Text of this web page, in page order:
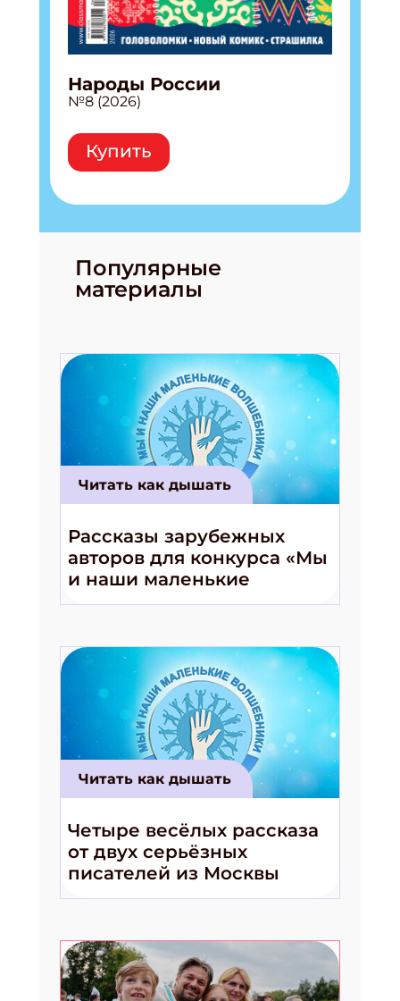
Народы России
№8 (2026)
Купить
Популярные
материалы
Читать как дышать
Рассказы зарубежных
авторов для конкурса «Мы
и наши маленькие
волшебники!»
Читать как дышать
Четыре весёлых рассказа
от двух серьёзных
писателей из Москвы